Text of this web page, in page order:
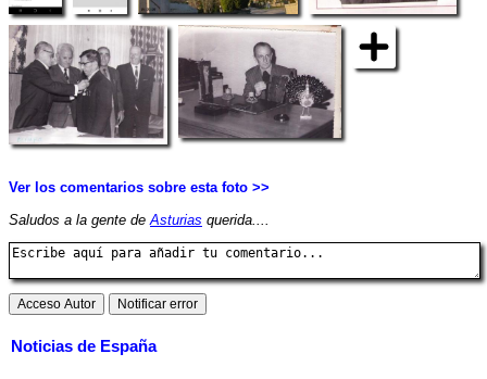
Ver los comentarios sobre esta foto >>
Saludos a la gente de Asturias querida....
Noticias de España